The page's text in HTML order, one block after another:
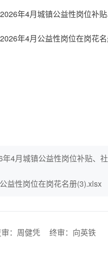
年4月城镇公益性岗位补
年4月公益性岗位在岗花名
年4月城镇公益性岗位补贴、
益性岗位在岗花名册(3).xlsx
：周健凭 终审：向英铁